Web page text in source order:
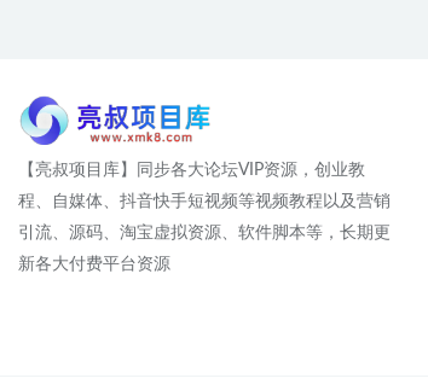
【亮叔项目库】同步各大论坛VIP资源，创业教
程、自媒体、抖音快手短视频等视频教程以及营销
引流、源码、淘宝虚拟资源、软件脚本等，长期更
新各大付费平台资源